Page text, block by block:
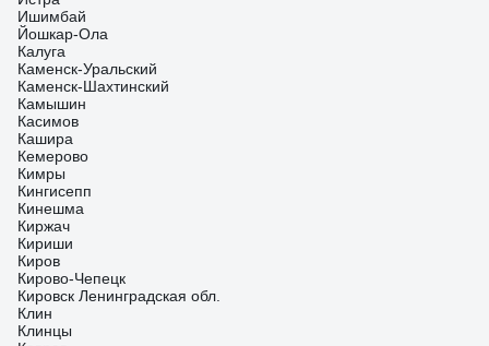
Ишимбай
Йошкар-Ола
Калуга
Каменск-Уральский
Каменск-Шахтинский
Камышин
Касимов
Кашира
Кемерово
Кимры
Кингисепп
Кинешма
Киржач
Кириши
Киров
Кирово-Чепецк
Кировск Ленинградская обл.
Клин
Клинцы